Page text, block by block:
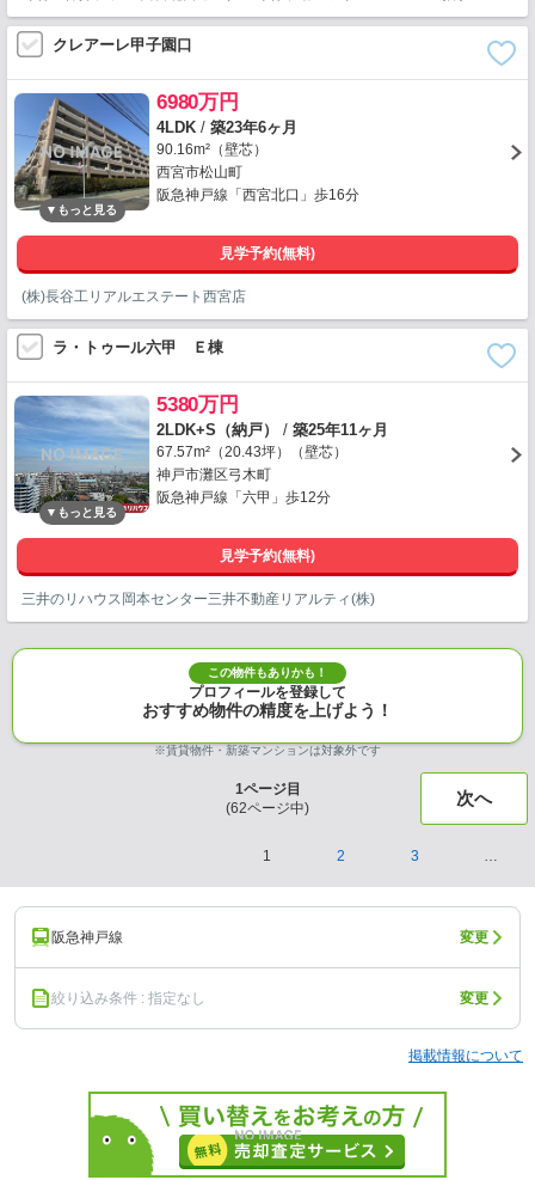
クレアーレ甲子園口
6980万円
4LDK / 築23年6ヶ月
90.16m²（壁芯）
西宮市松山町
阪急神戸線「西宮北口」歩16分
見学予約(無料)
(株)長谷工リアルエステート西宮店
ラ・トゥール六甲 Ｅ棟
5380万円
2LDK+S（納戸） / 築25年11ヶ月
67.57m²（20.43坪）（壁芯）
神戸市灘区弓木町
阪急神戸線「六甲」歩12分
見学予約(無料)
三井のリハウス岡本センター三井不動産リアルティ(株)
この物件もありかも！
プロフィールを登録して
おすすめ物件の精度を上げよう！
※賃貸物件・新築マンションは対象外です
1ページ目
(62ページ中) 次へ
1 2 3 …
阪急神戸線 変更
絞り込み条件 : 指定なし 変更
掲載情報について